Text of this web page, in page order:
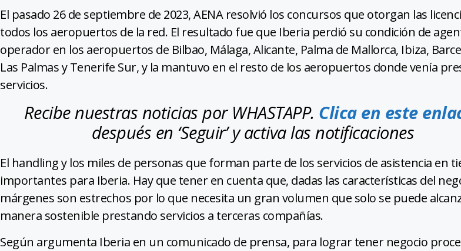
El pasado 26 de septiembre de 2023, AENA resolvió los concursos que otorgan las
todos los aeropuertos de la red. El resultado fue que Iberia perdió su condición de
operador en los aeropuertos de Bilbao, Málaga, Alicante, Palma de Mallorca, Ibiza,
Las Palmas y Tenerife Sur, y la mantuvo en el resto de los aeropuertos donde venía
servicios.
Recibe nuestras noticias por WHASTAPP. Clica en este
después en ‘Seguir’ y activa las notificaciones
El handling y los miles de personas que forman parte de los servicios de asistencia en
importantes para Iberia. Hay que tener en cuenta que, dadas las características del
márgenes son estrechos por lo que necesita un gran volumen que solo se puede
manera sostenible prestando servicios a terceras compañías.
Según argumenta Iberia en un comunicado de prensa, para lograr tener negocio